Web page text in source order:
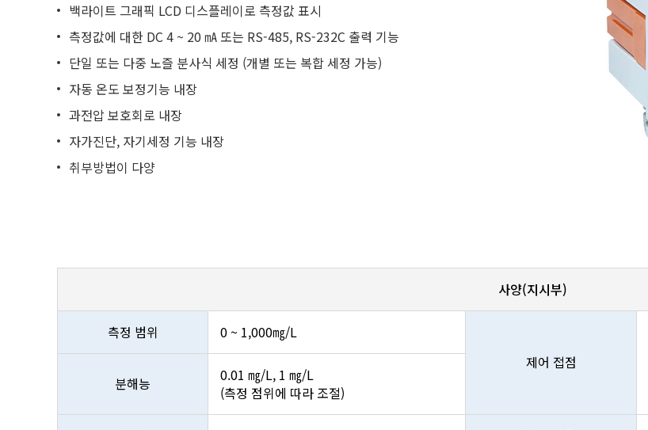
백라이트 그래픽 LCD 디스플레이로 측정값 표시
측정값에 대한 DC 4 ~ 20 ㎃ 또는 RS-485, RS-232C 출력 기능
단일 또는 다중 노즐 분사식 세정 (개별 또는 복합 세정 가능)
자동 온도 보정기능 내장
과전압 보호회로 내장
자가진단, 자기세정 기능 내장
취부방법이 다양
사양(지시부)
측정 범위
0 ~ 1,000㎎/L
제어 접점
분해능
0.01 ㎎/L, 1 ㎎/L
(측정 점위에 따라 조절)